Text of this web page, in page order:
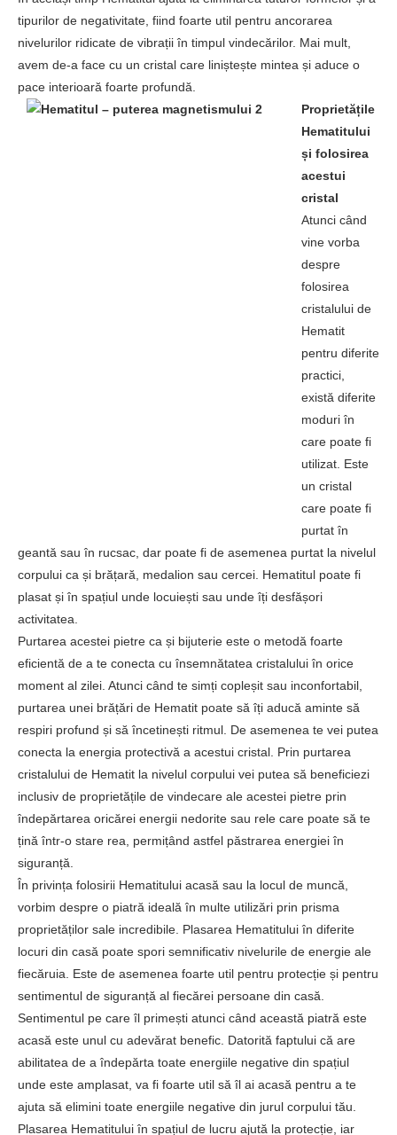
tipurilor de negativitate, fiind foarte util pentru ancorarea
nivelurilor ridicate de vibrații în timpul vindecărilor. Mai mult,
avem de-a face cu un cristal care liniștește mintea și aduce o
pace interioară foarte profundă.
Proprietățile
Hematitului
și folosirea
acestui
cristal
Atunci când
vine vorba
despre
folosirea
cristalului de
Hematit
pentru diferite
practici,
există diferite
moduri în
care poate fi
utilizat. Este
un cristal
care poate fi
purtat în
geantă sau în rucsac, dar poate fi de asemenea purtat la nivelul
corpului ca și brățară, medalion sau cercei. Hematitul poate fi
plasat și în spațiul unde locuiești sau unde îți desfășori
activitatea.
Purtarea acestei pietre ca și bijuterie este o metodă foarte
eficientă de a te conecta cu însemnătatea cristalului în orice
moment al zilei. Atunci când te simți copleșit sau inconfortabil,
purtarea unei brățări de Hematit poate să îți aducă aminte să
respiri profund și să încetinești ritmul. De asemenea te vei putea
conecta la energia protectivă a acestui cristal. Prin purtarea
cristalului de Hematit la nivelul corpului vei putea să beneficiezi
inclusiv de proprietățile de vindecare ale acestei pietre prin
îndepărtarea oricărei energii nedorite sau rele care poate să te
țină într-o stare rea, permițând astfel păstrarea energiei în
siguranță.
În privința folosirii Hematitului acasă sau la locul de muncă,
vorbim despre o piatră ideală în multe utilizări prin prisma
proprietăților sale incredibile. Plasarea Hematitului în diferite
locuri din casă poate spori semnificativ nivelurile de energie ale
fiecăruia. Este de asemenea foarte util pentru protecție și pentru
sentimentul de siguranță al fiecărei persoane din casă.
Sentimentul pe care îl primești atunci când această piatră este
acasă este unul cu adevărat benefic. Datorită faptului că are
abilitatea de a îndepărta toate energiile negative din spațiul
unde este amplasat, va fi foarte util să îl ai acasă pentru a te
ajuta să elimini toate energiile negative din jurul corpului tău.
Plasarea Hematitului în spațiul de lucru ajută la protecție, iar